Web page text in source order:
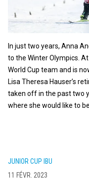
In just two years, Anna
to the Winter Olympics.
World Cup team and is
Lisa Theresa Hauser’s
taken off in the past two
where she would like to be.
JUNIOR CUP IBU
11 FÉVR. 2023